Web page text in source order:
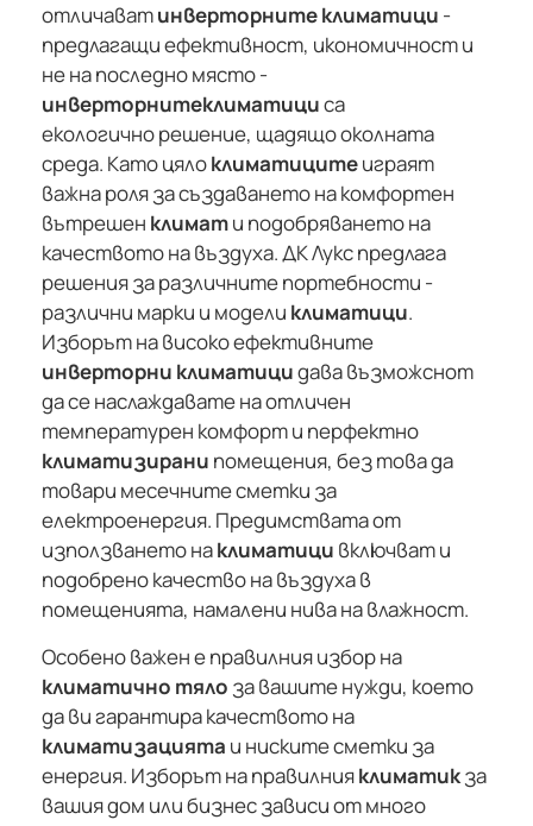
отличаватинверторните климатици -
предлагащи ефективност, икономичност и
не на последно място -
инверторнитеклиматициса
екологично решение, щадящо околната
среда. Като цялоклиматицитеиграят
важна роля за създаването на комфортен
вътрешен климати подобряването на
качеството на въздуха. ДК Лукс предлага
решения за различните портебности -
различни марки и модели климатици.
Изборът на високо ефективните
инверторни климатицидава възможснот
да се наслаждавате на отличен
температурен комфорт и перфектно
климатизирани помещения, без това да
товари месечните сметки за
електроенергия. Предимствата от
използването наклиматици включват и
подобрено качество на въздуха в
помещенията, намалени нива на влажност.
Особено важен е правилния избор на
климатично тяло за вашите нужди, което
да ви гарантира качеството на
климатизацията и ниските сметки за
енергия. Изборът на правилнияклиматикза
вашия дом или бизнес зависи от много